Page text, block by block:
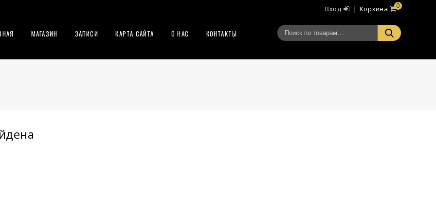
Корзина 0
Вход
МАГАЗИН ЗАПИСИ КАРТА САЙТА О НАС КОНТАКТЫ